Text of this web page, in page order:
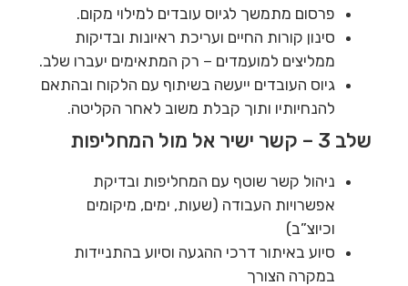
פרסום מתמשך לגיוס עובדים למילוי מקום.
סינון קורות החיים ועריכת ראיונות ובדיקות
ממליצים למועמדים – רק המתאימים יעברו שלב.
גיוס העובדים ייעשה בשיתוף עם הלקוח ובהתאם
להנחיותיו ותוך קבלת משוב לאחר הקליטה.
שלב 3 – קשר ישיר אל מול המחליפות
ניהול קשר שוטף עם המחליפות ובדיקת
אפשרויות העבודה (שעות, ימים, מיקומים
וכיוצ”ב)
סיוע באיתור דרכי ההגעה וסיוע בהתניידות
במקרה הצורך